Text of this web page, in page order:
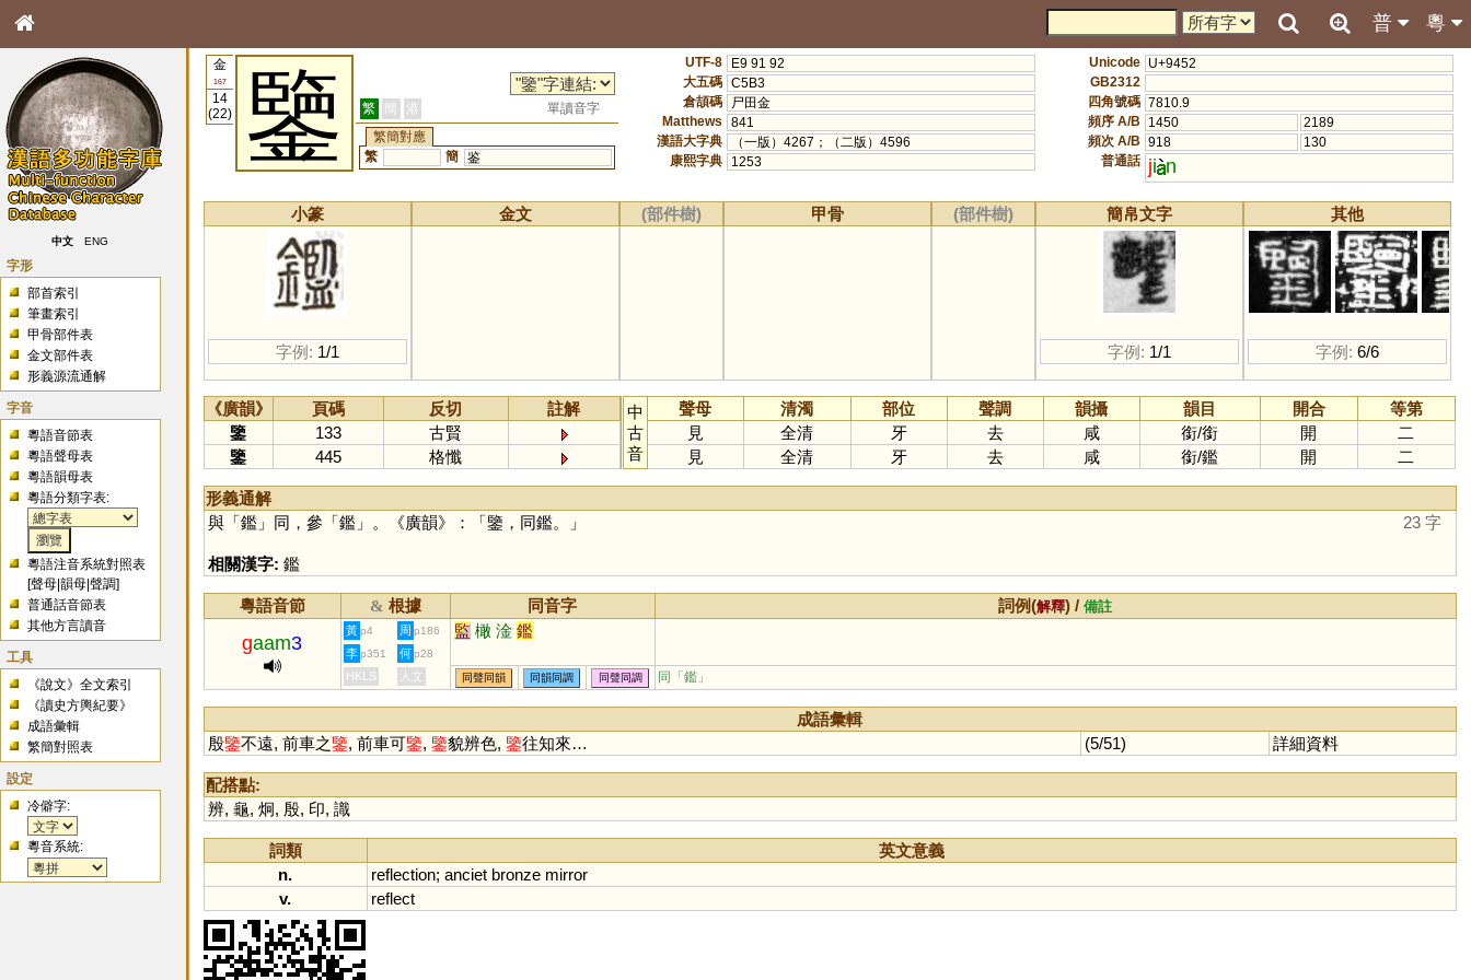
粵
普
中文 ENG
字形
部首索引
筆畫索引
甲骨部件表
金文部件表
形義源流通解
字音
粵語音節表
粵語聲母表
粵語韻母表
粵語分類字表:
粵語注音系統對照表
[聲母 |韻母 |聲調]
普通話音節表
其他方言讀音
工具
《說文》全文索引
《讀史方輿紀要》
成語彙輯
繁簡對照表
設定
冷僻字:
粵音系統:
金
167
14
(22)
鑒 繁 簡 港
單讀音字
繁簡對應
繁
簡 鉴
UTF-8
E9 91 92
大五碼 C5B3
倉頡碼
尸田金
Matthews
841
漢語大字典
（一版）4267；（二版）4596
康熙字典
1253
Unicode U+9452
GB2312
四角號碼 7810.9
頻序 A/B
1450
2189
頻次 A/B 918
130
普通話 ji n
小篆
字例: 1/1
金文 (部件樹) 甲骨 (部件樹) 簡帛文字
字例: 1/1
其他
字例: 6/6
《廣韻》 頁碼 反切
註解
鑒
133
古賢
鑒
445 格懺
中
古
音
聲母 清濁 部位 聲調 韻攝 韻目 開合
等第
見
全清 牙 去 咸 銜/銜 開
二
見
全清 牙 去 咸 銜/鑑 開 二
形義通解
與「鑑」同，參「鑑」。《廣韻》：「鑒，同鑑。」 23 字
相關漢字: 鑑
粵語音節 & 根據 同音字 詞例(解釋) /備註
gaam3
黃 p4 周 p186 監 橄 淦 鑑
李 p351 何 p28
HKLS 人文 同聲同韻 同韻同調 同聲同調 同「鑑 」
成語彙輯
殷鑒不遠, 前車之鑒, 前車可鑒, 鑒貌辨色, 鑒往知來… (5/51) 詳細資料
配搭點:
辨, 龜, 炯, 殷, 印, 識
詞類
英文意義
n.
reflection; anciet bronze mirror
v.
reflect